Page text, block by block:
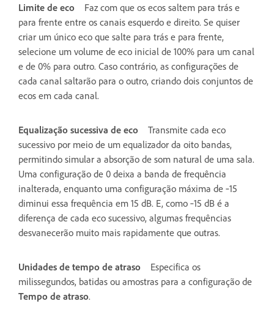
Limite de eco
Faz com que os ecos saltem para trás e
para frente entre os canais esquerdo e direito. Se quiser
criar um único eco que salte para trás e para frente,
selecione um volume de eco inicial de 100% para um canal
e de 0% para outro. Caso contrário, as configurações de
cada canal saltarão para o outro, criando dois conjuntos de
ecos em cada canal.
Equalização sucessiva de eco
Transmite cada eco
sucessivo por meio de um equalizador da oito bandas,
permitindo simular a absorção de som natural de uma sala.
Uma configuração de 0 deixa a banda de frequência
inalterada, enquanto uma configuração máxima de ‑15
diminui essa frequência em 15 dB. E, como ‑15 dB é a
diferença de cada eco sucessivo, algumas frequências
desvanecerão muito mais rapidamente que outras.
Unidades de tempo de atraso
Especifica os
milissegundos, batidas ou amostras para a configuração de
Tempo de atraso.